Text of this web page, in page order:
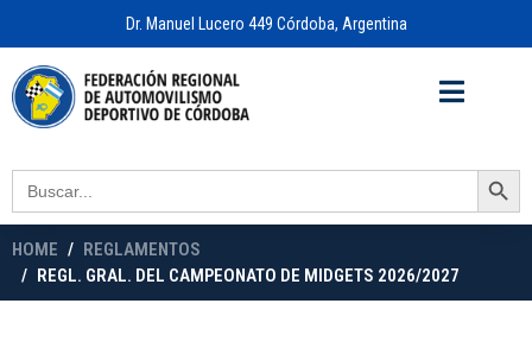
Dr. Manuel Lucero 449 Córdoba, Argentina
Search
for:
Search Button
HOME
REGLAMENTOS
REGL. GRAL. DEL CAMPEONATO DE MIDGETS 2026/2027